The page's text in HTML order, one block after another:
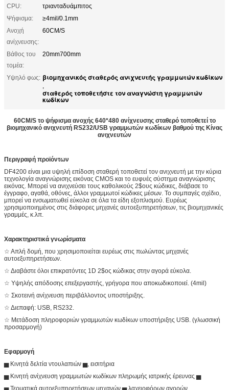
CPU:
τριανταδυάμπιτος
Ψήφισμα:
≥4mil/0.1mm
Ανοχή
ανίχνευσης:
60CM/S
Βάθος του
τομέα:
20mm700mm
Υψηλό φως: βιομηχανικός σταθερός ανιχνευτής γραμμωτών κωδίκων
,
σταθερός τοποθετήστε τον αναγνώστη γραμμωτών
κωδίκων
60CM/S το ψήφισμα ανοχής 640*480 ανίχνευσης σταθερό τοποθετεί το
βιομηχανικό ανιχνευτή RS232/USB γραμμωτών κωδίκων βαθμού της Κίνας
ανιχνευτών
Περιγραφή προϊόντων
DF4200 είναι μια υψηλή επίδοση σταθερή τοποθετεί τον ανιχνευτή με την κύρια
τεχνολογία αναγνώρισης εικόνας CMOS και το ευφυές σύστημα αναγνώρισης
εικόνας. Μπορεί να ανιχνεύσει τους καθολικούς 2$ους κώδικες, διάβασε το
έγγραφο, αγαθά, οθόνες, άλλοι γραμμωτοί κώδικες μέσων. Το συμπαγές σχέδιο,
μπορεί να ενσωματωθεί εύκολα σε όλα τα είδη εξοπλισμού. Ευρέως
χρησιμοποιημένος στις διάφορες μηχανές αυτοεξυπηρετήσεων, τις βιομηχανικές
γραμμές, κ.λπ.
Χαρακτηριστικά γνωρίσματα
☆ Απλή δομή, που χρησιμοποιείται ευρέως στις πωλώντας μηχανές
αυτοεξυπηρετήσεων.
☆ Διαβάστε όλοι επικρατόντες 1D 2$ος κώδικας στην αγορά εύκολα.
☆ Υψηλής απόδοσης επεξεργαστής, γρήγορα που αποκωδικοποιεί. (4mil)
☆ Σκοτεινή ανίχνευση περιβάλλοντος υποστήριξης.
☆ Διεπαφή: USB, RS232.
☆ Μετάδοση πληροφοριών γραμμωτών κωδίκων υποστήριξης USB. (γλωσσική
προσαρμογή)
Εφαρμογή
▅ Κινητά δελτία ντουλαπιών ▅, εισιτήρια
▅ Κινητή ανίχνευση γραμμωτών κωδίκων πληρωμής ιατρικής έρευνας ▅
▅ Τερματικά αυτοεξυπηρετήσεων μηχανών ▅ λαχειοφόρων αγορών